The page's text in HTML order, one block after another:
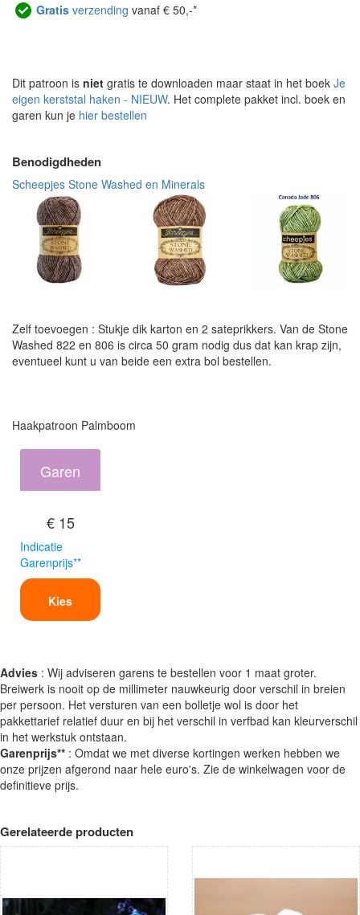
Gratis verzending vanaf € 50,-*
Dit patroon is niet gratis te downloaden maar staat in het boek Je
eigen kerststal haken - NIEUW. Het complete pakket incl. boek en
garen kun je hier bestellen
Benodigdheden
Scheepjes Stone Washed en Minerals
Zelf toevoegen : Stukje dik karton en 2 sateprikkers. Van de Stone
Washed 822 en 806 is circa 50 gram nodig dus dat kan krap zijn,
eventueel kunt u van beide een extra bol bestellen.
Haakpatroon Palmboom
Garen
€ 15
Indicatie
Garenprijs**
Kies
Advies : Wij adviseren garens te bestellen voor 1 maat groter.
Breiwerk is nooit op de millimeter nauwkeurig door verschil in breien
per persoon. Het versturen van een bolletje wol is door het
pakkettarief relatief duur en bij het verschil in verfbad kan kleurverschil
in het werkstuk ontstaan.
Garenprijs** : Omdat we met diverse kortingen werken hebben we
onze prijzen afgerond naar hele euro's. Zie de winkelwagen voor de
definitieve prijs.
Gerelateerde producten